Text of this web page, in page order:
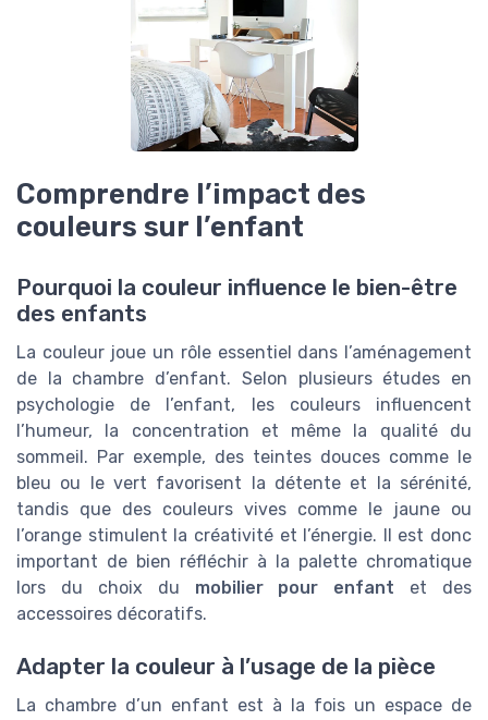
Comprendre l’impact des
couleurs sur l’enfant
Pourquoi la couleur influence le bien-être
des enfants
La couleur joue un rôle essentiel dans l’aménagement
de la chambre d’enfant. Selon plusieurs études en
psychologie de l’enfant, les couleurs influencent
l’humeur, la concentration et même la qualité du
sommeil. Par exemple, des teintes douces comme le
bleu ou le vert favorisent la détente et la sérénité,
tandis que des couleurs vives comme le jaune ou
l’orange stimulent la créativité et l’énergie. Il est donc
important de bien réfléchir à la palette chromatique
lors du choix du mobilier pour enfant et des
accessoires décoratifs.
Adapter la couleur à l’usage de la pièce
La chambre d’un enfant est à la fois un espace de